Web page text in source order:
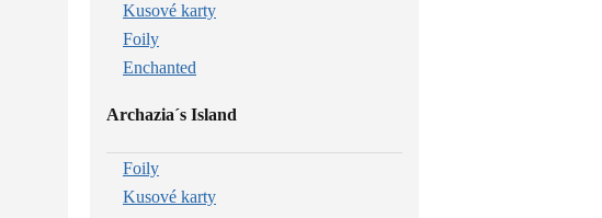
Kusové karty
Foily
Enchanted
Archazia´s Island
Foily
Kusové karty